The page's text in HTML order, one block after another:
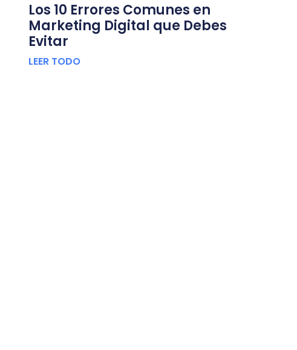
Los 10 Errores Comunes en
Marketing Digital que Debes
Evitar
LEER TODO